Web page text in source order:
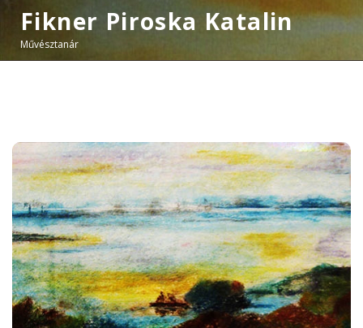
Fikner Piroska Katalin
Művésztanár